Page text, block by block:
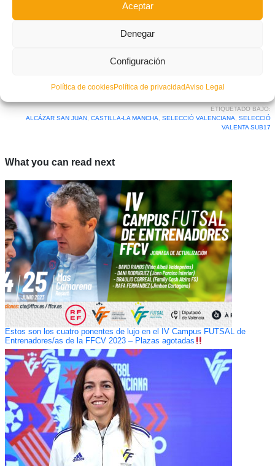
Aceptar
Denegar
Configuración
Política de cookiesPolítica de privacidadAviso Legal
ETIQUETADO BAJO:
ALCÁZAR SAN JUAN, CASTILLA-LA MANCHA SELECCIÓ VALENCIANA
SELECCIÓ
VALENTA SUB17
What you can read next
Estos son los cuatro ponentes de lujo en el IV Campus FUTSAL de
Entrenadores/as de la FFCV 2023 – Plazas agotadas